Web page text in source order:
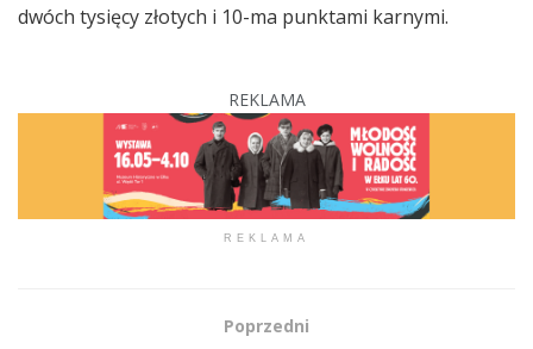
dwóch tysięcy złotych i 10-ma punktami karnymi.
REKLAMA
REKLAMA
Poprzedni